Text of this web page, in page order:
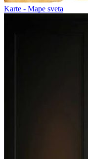
Karte - Mape sveta